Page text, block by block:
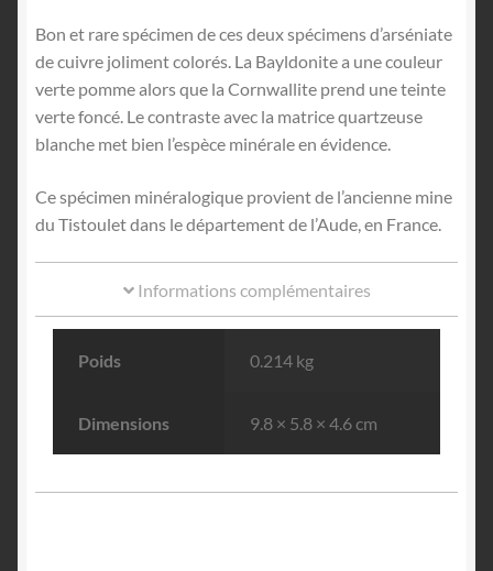
Bon et rare spécimen de ces deux spécimens d’arséniate
de cuivre joliment colorés. La Bayldonite a une couleur
verte pomme alors que la Cornwallite prend une teinte
verte foncé. Le contraste avec la matrice quartzeuse
blanche met bien l’espèce minérale en évidence.
Ce spécimen minéralogique provient de l’ancienne mine
du Tistoulet dans le département de l’Aude, en France.
Informations complémentaires
Poids 0.214 kg
Dimensions 9.8 × 5.8 × 4.6 cm